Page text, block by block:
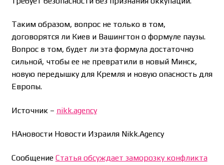
Таким образом, вопрос не только в том,
договорятся ли Киев и Вашингтон о формуле паузы.
Вопрос в том, будет ли эта формула достаточно
сильной, чтобы ее не превратили в новый Минск,
новую передышку для Кремля и новую опасность для
Европы.
Источник – nikk.agency
НАновости Новости Израиля Nikk.Agency
Сообщение Статья обсуждает заморозку конфликта